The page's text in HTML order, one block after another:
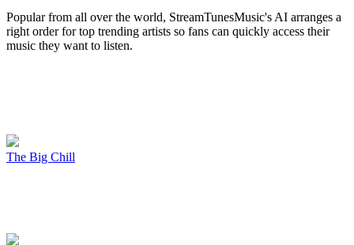
Popular from all over the world, StreamTunesMusic's AI arranges a
right order for top trending artists so fans can quickly access their
music they want to listen.
The Big Chill